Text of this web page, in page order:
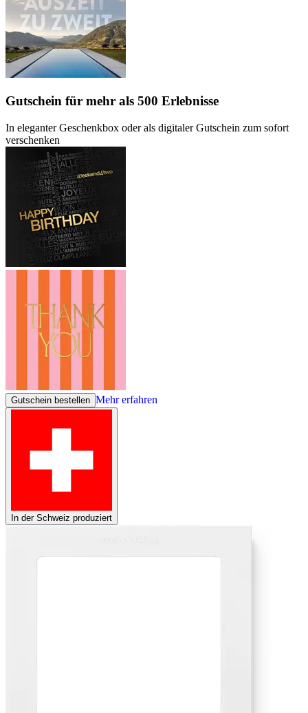
Gutschein für mehr als 500 Erlebnisse
In eleganter Geschenkbox oder als digitaler Gutschein zum sofort
verschenken
Gutschein bestellen Mehr erfahren
In der Schweiz produziert